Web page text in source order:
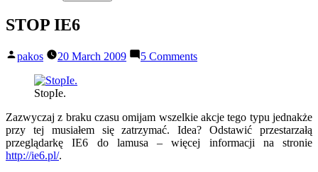
STOP IE6
Posted
pakos 20 March 2009 5 Commentson
StopIe.
Zazwyczaj z braku czasu omijam wszelkie akcje tego typu jednakże
przy tej musiałem się zatrzymać. Idea? Odstawić przestarzałą
przeglądarkę IE6 do lamusa – więcej informacji na stronie
http://ie6.pl/.